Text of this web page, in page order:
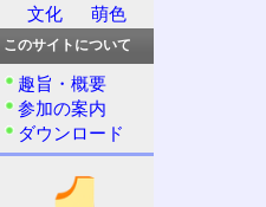
文化
萌色
このサイトについて
趣旨・概要
参加の案内
ダウンロード